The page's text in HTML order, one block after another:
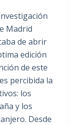
Madrid
de abrir
edición
de este
percibida la
los
y los
Desde